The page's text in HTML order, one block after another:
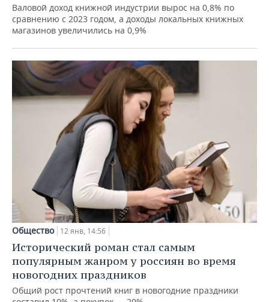
Валовой доход книжной индустрии вырос на 0,8% по
сравнению с 2023 годом, а доходы локальных книжных
магазинов увеличились на 0,9%
Общество 12 янв, 14:56
Исторический роман стал самым
популярным жанром у россиян во время
новогодних праздников
Общий рост прочтений книг в новогодние праздники